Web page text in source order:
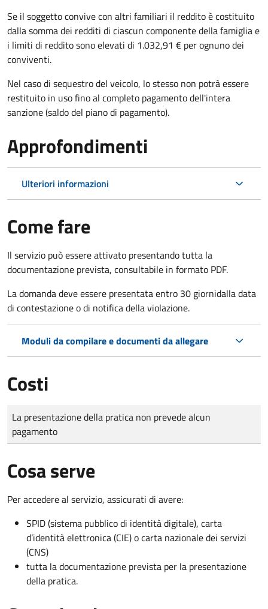
Se il soggetto convive con altri familiari il reddito è costituito
dalla somma dei redditi di ciascun componente della famiglia e
i limiti di reddito sono elevati di 1.032,91 € per ognuno dei
conviventi.
Nel caso di sequestro del veicolo, lo stesso non potrà essere
restituito in uso fino al completo pagamento dell'intera
sanzione (saldo del piano di pagamento).
Approfondimenti
Ulteriori informazioni
Come fare
Il servizio può essere attivato presentando tutta la
documentazione prevista, consultabile in formato PDF.
La domanda deve essere presentata entro 30 giornidalla data
di contestazione o di notifica della violazione.
Moduli da compilare e documenti da allegare
Costi
Tipo di pagamento
Importo
La presentazione della pratica non prevede alcun
pagamento
Cosa serve
Per accedere al servizio, assicurati di avere:
SPID (sistema pubblico di identità digitale), carta
d’identità elettronica (CIE) o carta nazionale dei servizi
(CNS)
tutta la documentazione prevista per la presentazione
della pratica.